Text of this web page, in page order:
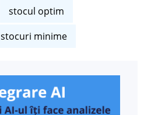
stocul optim
stocuri minime